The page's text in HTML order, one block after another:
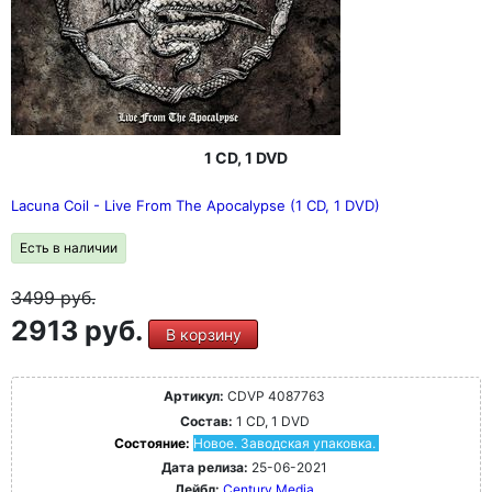
1 CD, 1 DVD
Lacuna Coil - Live From The Apocalypse (1 CD, 1 DVD)
Есть в наличии
3499руб.
2913 руб. В корзину
Артикул: CDVP 4087763
Состав: 1 CD, 1 DVD
Состояние: Новое. Заводская упаковка.
Дата релиза: 25-06-2021